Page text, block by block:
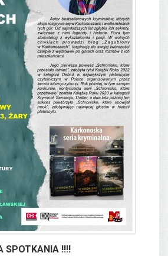
SPOTKANIA !!!!